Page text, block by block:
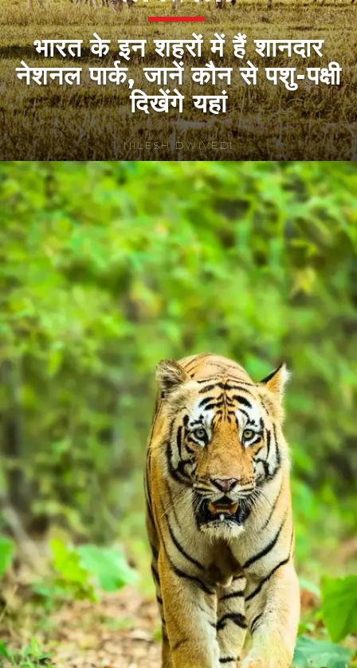
भारत के इन शहरों में हैं शानदार
नेशनल पार्क, जानें कौन से पशु-पक्षी
दिखेंगे यहां
NILESH DWIVEDI